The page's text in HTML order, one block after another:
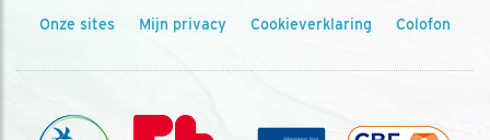
Onze sites Mijn privacy Cookieverklaring Colofon